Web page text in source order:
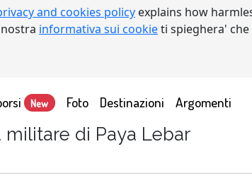
and cookies policy explains how
informativa sui cookieti spieghera'
New Foto Destinazioni Argomenti
militare di Paya Lebar